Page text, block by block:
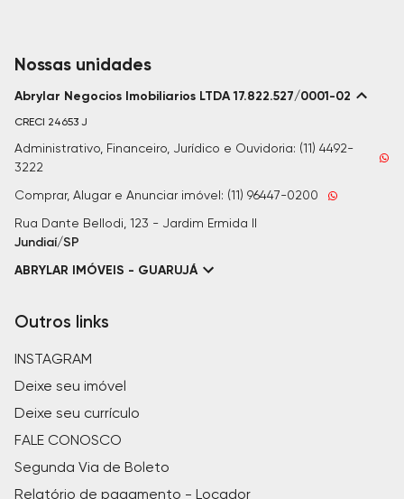
Nossas unidades
Abrylar Negocios Imobiliarios LTDA 17.822.527/0001-02
CRECI 24653 J
Administrativo, Financeiro, Jurídico e Ouvidoria: (11) 4492-
3222
Comprar, Alugar e Anunciar imóvel: (11) 96447-0200
Rua Dante Bellodi, 123 - Jardim Ermida II
Jundiaí/SP
ABRYLAR IMÓVEIS - GUARUJÁ
Outros links
INSTAGRAM
Deixe seu imóvel
Deixe seu currículo
FALE CONOSCO
Segunda Via de Boleto
Relatório de pagamento - Locador